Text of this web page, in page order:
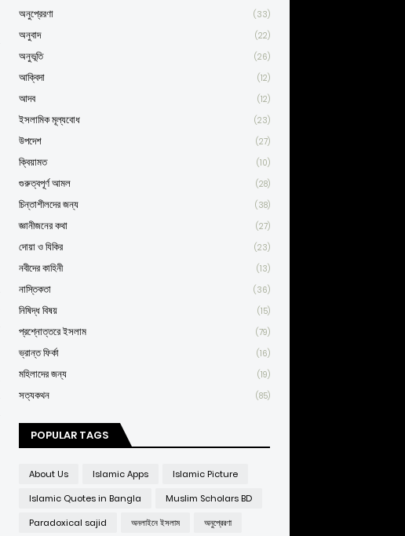
অনুপ্রেরণা (33)
অনুবাদ (22)
অনুভূতি (26)
আক্বিদা (12)
আদব (12)
ইসলামিক মূল্যবোধ (23)
উপদেশ (27)
ক্বিয়ামত (10)
গুরুত্বপূর্ণ আমল (28)
চিন্তাশীলদের জন্য (38)
জ্ঞানীজনের কথা (27)
দোয়া ও যিকির (23)
নবীদের কাহিনী (13)
নাস্তিকতা (36)
নিষিদ্ধ বিষয় (15)
প্রশ্নোত্তরে ইসলাম (79)
ভ্রান্ত ফির্কা (16)
মহিলাদের জন্য (19)
সত্যকথন (85)
POPULAR TAGS
About Us Islamic Apps
Islamic Picture
Islamic Quotes in Bangla
Muslim Scholars BD
Paradoxical sajid
অনলাইনে ইসলাম
অনুপ্রেরণা